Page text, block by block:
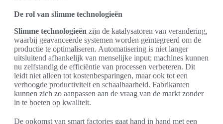
De rol van slimme technologieën
Slimme technologieën zijn de katalysatoren van verandering,
waarbij geavanceerde systemen worden geïntegreerd om de
productie te optimaliseren. Automatisering is niet langer
uitsluitend afhankelijk van menselijke input; machines kunnen
nu zelfstandig de efficiëntie van processen verbeteren. Dit
leidt niet alleen tot kostenbesparingen, maar ook tot een
verhoogde productiviteit en schaalbaarheid. Fabrikanten
kunnen zich zo aanpassen aan de vraag van de markt zonder
in te boeten op kwaliteit.
De opkomst van smart factories gaat hand in hand met een